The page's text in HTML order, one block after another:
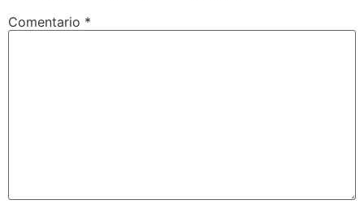
Comentario *